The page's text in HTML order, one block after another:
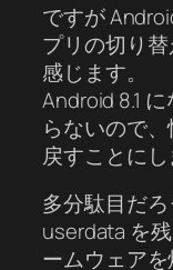
ですが
プリの切り
感じます。
Android 8.1
らないので、
戻すことにし
多分駄目だ
userdata を
ームウェアを